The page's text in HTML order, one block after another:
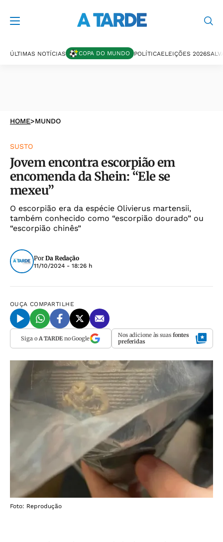
ÚLTIMAS NOTÍCIAS COPA DO MUNDO POLÍTICAELEIÇÕES 2026
HOME>MUNDO
SUSTO
Jovem encontra escorpião em
encomenda da Shein: “Ele se
mexeu”
O escorpião era da espécie Olivierus martensii,
também conhecido como “escorpião dourado” ou
“escorpião chinês”
Por Da Redação
11/10/2024 - 18:26 h
OUÇA COMPARTILHE
Siga o A TARDEno Google Nos adicione às suas fontes
preferidas
Foto: Reprodução